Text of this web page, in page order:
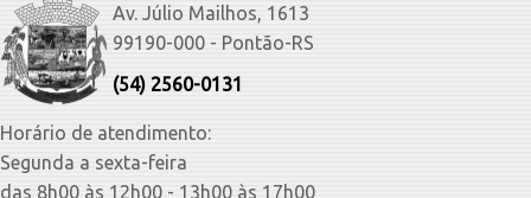
Av. Júlio Mailhos, 1613
99190-000 - Pontão-RS
(54) 2560-0131
Horário de atendimento:
Segunda a sexta-feira
das 8h00 às 12h00 - 13h00 às 17h00